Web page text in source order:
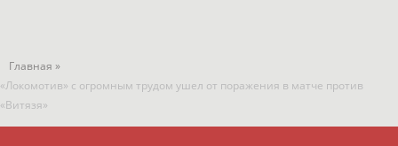
Главная »
«Локомотив» с огромным трудом ушел от поражения в матче против
«Витязя»